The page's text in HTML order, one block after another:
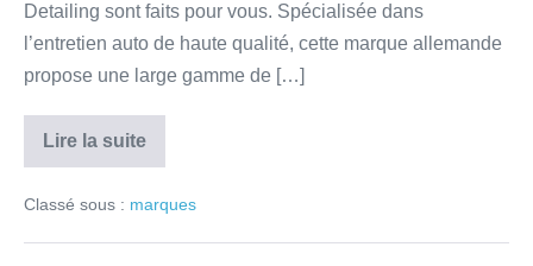
Detailing sont faits pour vous. Spécialisée dans
l’entretien auto de haute qualité, cette marque allemande
propose une large gamme de […]
Lire la suite
Classé sous : marques